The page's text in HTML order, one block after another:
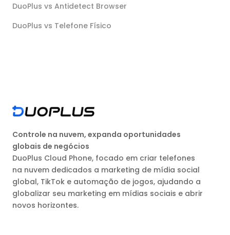
DuoPlus vs Antidetect Browser
DuoPlus vs Telefone Físico
Controle na nuvem, expanda oportunidades
globais de negócios
DuoPlus Cloud Phone, focado em criar telefones
na nuvem dedicados a marketing de mídia social
global, TikTok e automação de jogos, ajudando a
globalizar seu marketing em mídias sociais e abrir
novos horizontes.